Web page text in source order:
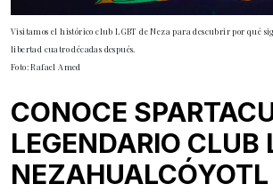
Visitamos el histórico club LGBT de Neza para descubrir por qué
libertad cuatro décadas después.
Foto: Rafael Amed
CONOCE
LEGENDARIO CLUB
NEZAHUALCÓYOTL